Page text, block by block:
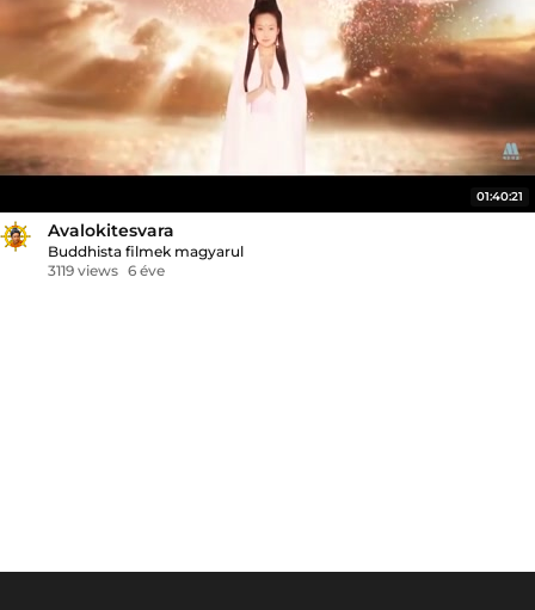
01:40:21
Avalokitesvara
Buddhista filmek magyarul
3119 views 6 éve